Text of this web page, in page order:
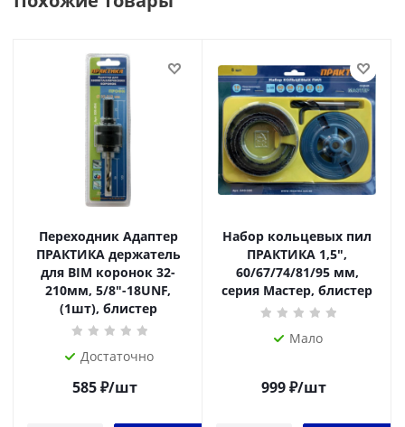
Переходник Адаптер
ПРАКТИКА держатель
для BIM коронок 32-
210мм, 5/8"-18UNF,
(1шт), блистер
Достаточно
585₽/шт
Набор кольцевых пил
ПРАКТИКА 1,5",
60/67/74/81/95 мм,
серия Мастер, блистер
Мало
999₽/шт